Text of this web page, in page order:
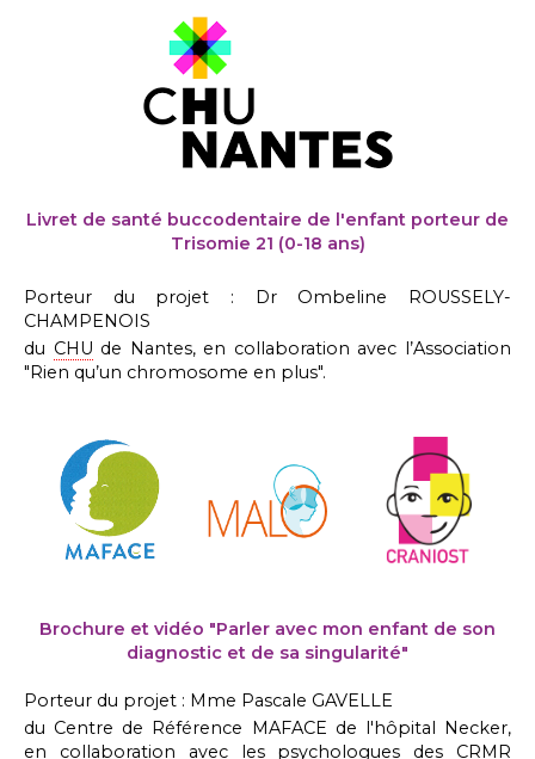
Livret de santé buccodentaire de l'enfant porteur de
Trisomie 21 (0-18 ans)
Porteur du projet : Dr Ombeline ROUSSELY-
CHAMPENOIS
du CHU de Nantes, en collaboration avec l’Association
"Rien qu’un chromosome en plus".
Brochure et vidéo "Parler avec mon enfant de son
diagnostic et de sa singularité"
Porteur du projet : Mme Pascale GAVELLE
du Centre de Référence MAFACE de l'hôpital Necker,
en collaboration avec les psychologues des CRMR